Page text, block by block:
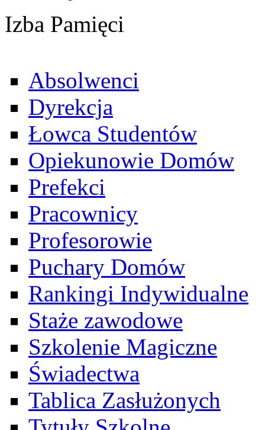
Izba Pamięci
Absolwenci
Dyrekcja
Łowca Studentów
Opiekunowie Domów
Prefekci
Pracownicy
Profesorowie
Puchary Domów
Rankingi Indywidualne
Staże zawodowe
Szkolenie Magiczne
Świadectwa
Tablica Zasłużonych